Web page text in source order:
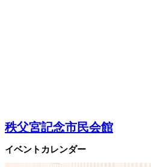
秩父宮記念市民会館
イベントカレンダー